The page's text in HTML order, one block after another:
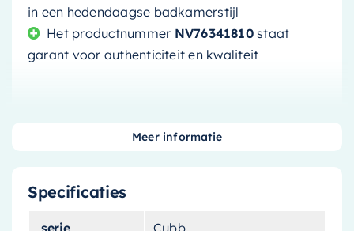
in een hedendaagse badkamerstijl
Het productnummer NV76341810staat
garant voor authenticiteit en kwaliteit
spiegelkast is meer dan alleen een functioneel
item, het is een stijlstatement. Het jade groene
Specificaties
Meer informatie